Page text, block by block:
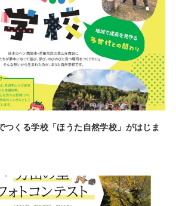
つくる学校「ほうた自然学校」がはじま